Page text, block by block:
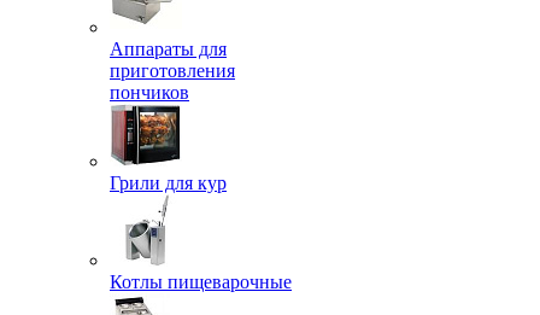
Аппараты для
приготовления
пончиков
Грили для кур
Котлы пищеварочные